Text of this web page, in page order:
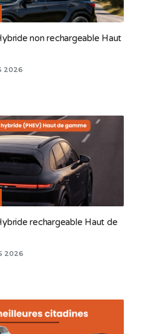
non rechargeable Haut
2026
rechargeable Haut de
2026